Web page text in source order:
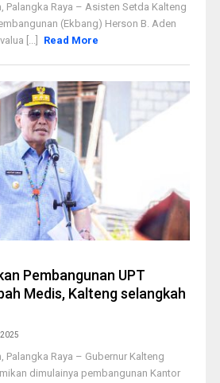
Palangka Raya – Asisten Setda Kalteng
(Ekbang) Herson B. Aden
[...]
Read More
Pembangunan UPT
Medis, Kalteng selangkah
Palangka Raya – Gubernur Kalteng
dimulainya pembangunan Kantor